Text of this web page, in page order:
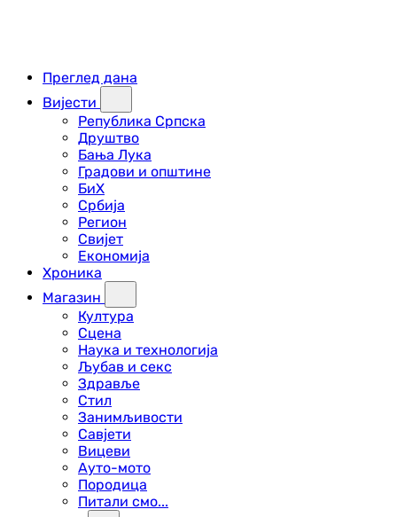
Преглед дана
Вијести
Република Српска
Друштво
Бања Лука
Градови и општине
БиХ
Србија
Регион
Свијет
Економија
Хроника
Магазин
Култура
Сцена
Наука и технологија
Љубав и секс
Здравље
Стил
Занимљивости
Савјети
Вицеви
Ауто-мото
Породица
Питали смо...